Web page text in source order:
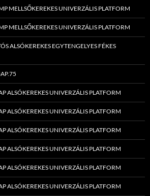
MELLSŐKEREKES UNIVERZÁLIS PLATFORM
MELLSŐKEREKES UNIVERZÁLIS PLATFORM
ALSÓKEREKES EGYTENGELYES FÉKES
ALSÓKEREKES UNIVERZÁLIS PLATFORM
ALSÓKEREKES UNIVERZÁLIS PLATFORM
ALSÓKEREKES UNIVERZÁLIS PLATFORM
ALSÓKEREKES UNIVERZÁLIS PLATFORM
ALSÓKEREKES UNIVERZÁLIS PLATFORM
ALSÓKEREKES UNIVERZÁLIS PLATFORM